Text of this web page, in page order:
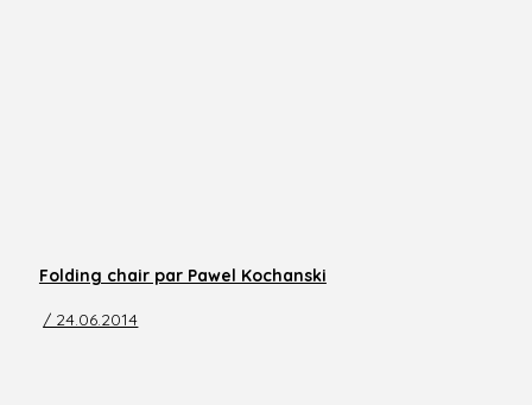
Folding chair par Pawel Kochanski
/ 24.06.2014